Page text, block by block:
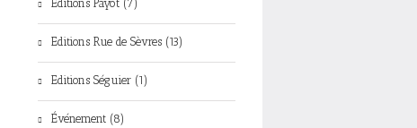
Editions Payot (7)
Editions Rue de Sèvres (13)
Editions Séguier (1)
Événement (8)